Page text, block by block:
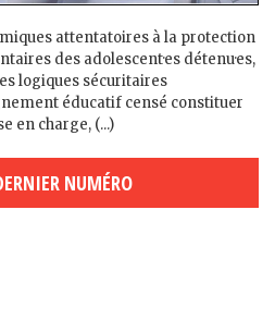
attentatoires à la protection
des adolescent·es détenu·es,
logiques sécuritaires
éducatif censé constituer
en charge, (...)
NUMÉRO